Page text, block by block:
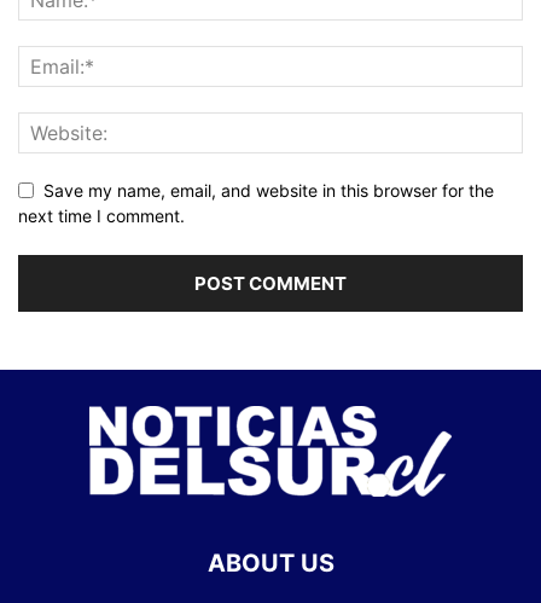
Save my name, email, and website in this browser for the
next time I comment.
ABOUT US